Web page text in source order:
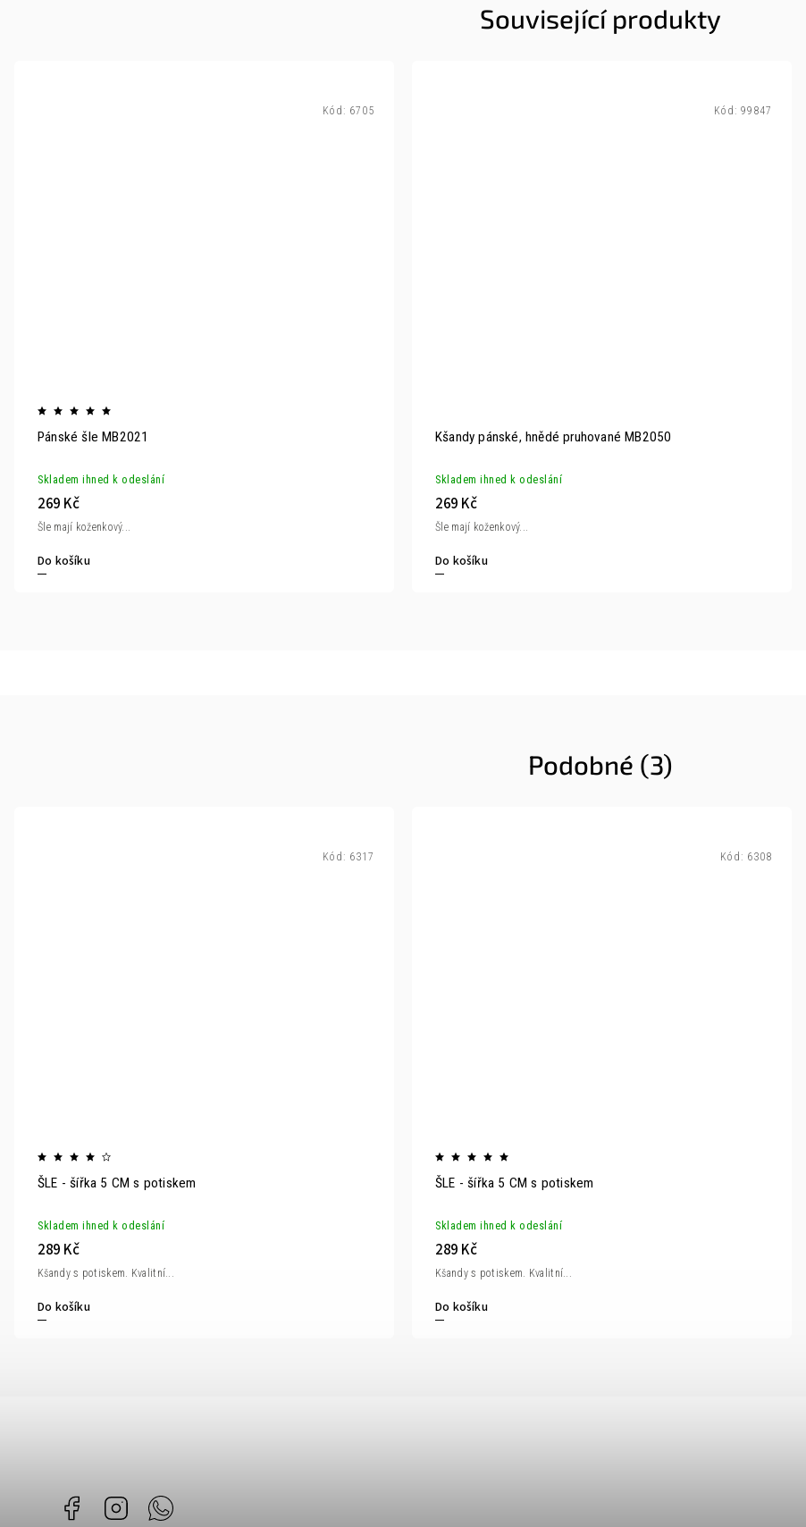
Související produkty
Pánské šle MB2021
Skladem ihned k odeslání
269 Kč
Do košíku
Šle mají koženkový...
Kód: 6705
Kšandy pánské, hnědé pruhované MB2050
Skladem ihned k odeslání
269 Kč
Do košíku
Šle mají koženkový...
Kód: 99847
Podobné (3)
ŠLE - šířka 5 CM s potiskem
Skladem ihned k odeslání
289 Kč
Do košíku
Kšandy s potiskem. Kvalitní...
Kód: 6317
ŠLE - šířka 5 CM s potiskem
Skladem ihned k odeslání
289 Kč
Do košíku
Kšandy s potiskem. Kvalitní...
Kód: 6308
Facebook Instagram